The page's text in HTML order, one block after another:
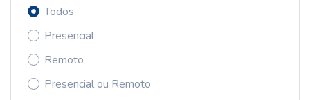
Todos
Presencial
Remoto
Presencial ou Remoto